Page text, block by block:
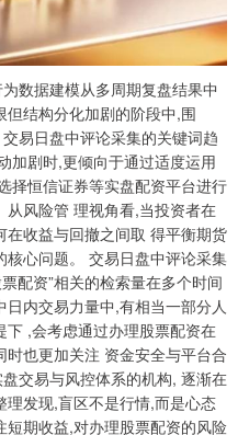
数据建模从多周期复盘结果中
结构分化加剧的阶段中,围
易日盘中评论采集的关键词趋
加剧时,更倾向于通过适度运用
择恒信证券等实盘配资平台进行
风险管 理视角看,当投资者在
收益与回撤之间取 得平衡期货
心问题。 交易日盘中评论采集
配资”相关的检索量在多个时间
内交易力量中,有相当一部分人
,会考虑通过办理股票配资在
也更加关注 资金安全与平台合
交易与风控体系的机构, 逐渐在
发现,盲区不是行情,而是心态
期收益,对办理股票配资的风险